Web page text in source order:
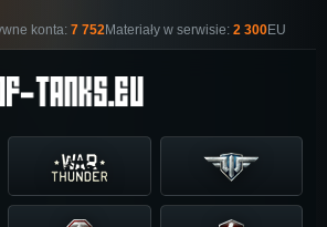
konta: 7 752Materiały w serwisie: 2 300EU